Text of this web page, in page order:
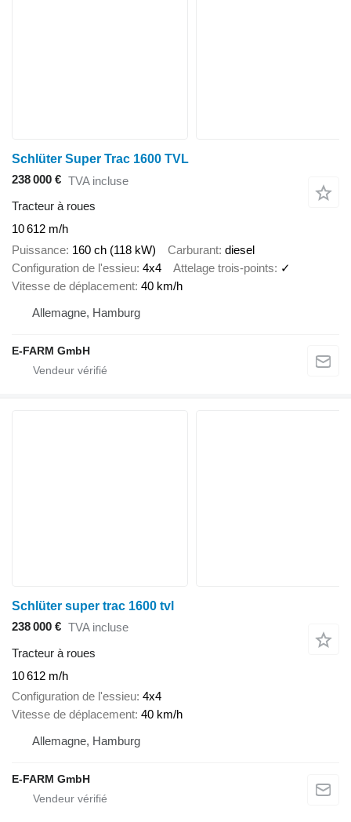
Schlüter Super Trac 1600 TVL
238 000 € TVA incluse
Tracteur à roues
10 612 m/h
Puissance 160 ch (118 kW) Carburant diesel
Configuration de l'essieu 4x4 Attelage trois-points
✓
Vitesse de déplacement 40 km/h
Allemagne, Hamburg
E-FARM GmbH
Schlüter super trac 1600 tvl
238 000 € TVA incluse
Tracteur à roues
10 612 m/h
Configuration de l'essieu 4x4
Vitesse de déplacement 40 km/h
Allemagne, Hamburg
E-FARM GmbH